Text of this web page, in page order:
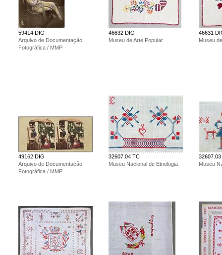
59414 DIG
Arquivo de Documentação
Fotográfica / MMP
46632 DIG
Museu de Arte Popular
46631
Museu
49162 DIG
Arquivo de Documentação
Fotográfica / MMP
32607.04 TC
Museu Nacional de Etnologia
Museu